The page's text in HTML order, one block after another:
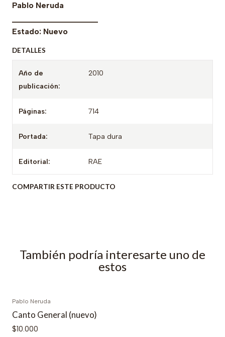
Pablo Neruda
Estado: Nuevo
DETALLES
Año de
publicación:
2010
Páginas: 714
Portada: Tapa dura
Editorial: RAE
COMPARTIR ESTE PRODUCTO
También podría interesarte uno de
estos
Pablo Neruda
Canto General (nuevo)
$10.000